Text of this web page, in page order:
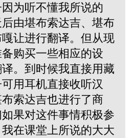
因为听不懂我所说的
由堪布索达吉、堪布
让进行翻译。但从现
购买一些相应的设
。到时候我直接用藏
用耳机直接收听汉
索达吉也进行了商
果对这件事情积极参
在课堂上所说的大大